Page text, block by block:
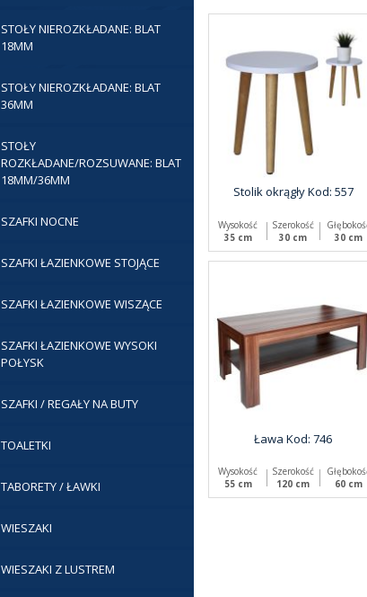
STOŁY NIEROZKŁADANE: BLAT
18MM
STOŁY NIEROZKŁADANE: BLAT
36MM
STOŁY
ROZKŁADANE/ROZSUWANE: BLAT
18MM/36MM
SZAFKI NOCNE
SZAFKI ŁAZIENKOWE STOJĄCE
SZAFKI ŁAZIENKOWE WISZĄCE
SZAFKI ŁAZIENKOWE WYSOKI
POŁYSK
SZAFKI / REGAŁY NA BUTY
TOALETKI
TABORETY / ŁAWKI
WIESZAKI
WIESZAKI Z LUSTREM
Stolik okrągły Kod: 557
Wysokość
35 cm
Szerokość
30 cm
30 cm
Ława Kod: 746
Wysokość
55 cm
Szerokość
120 cm
60 cm